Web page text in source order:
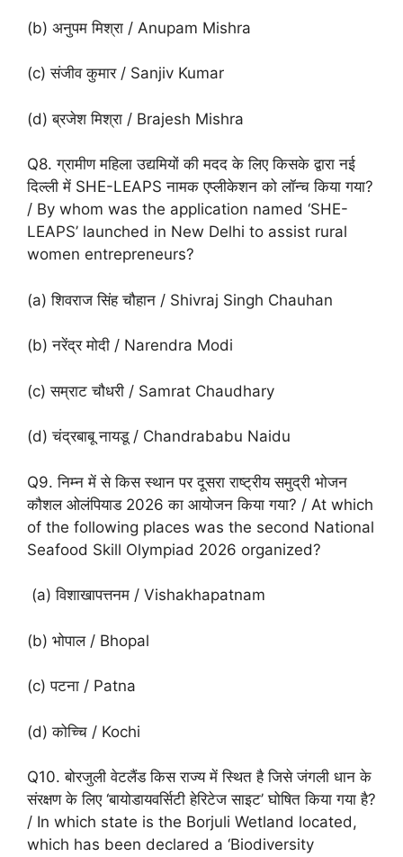
(b) अनुपम मिश्रा / Anupam Mishra
(c) संजीव कुमार / Sanjiv Kumar
(d) ब्रजेश मिश्रा / Brajesh Mishra
Q8. ग्रामीण महिला उद्यमियों की मदद के लिए किसके द्वारा नई
दिल्ली में SHE-LEAPS नामक एप्लीकेशन को लॉन्च किया गया?
/ By whom was the application named ‘SHE-
LEAPS’ launched in New Delhi to assist rural
women entrepreneurs?
(a) शिवराज सिंह चौहान / Shivraj Singh Chauhan
(b) नरेंद्र मोदी / Narendra Modi
(c) सम्राट चौधरी / Samrat Chaudhary
(d) चंद्रबाबू नायडू / Chandrababu Naidu
Q9. निम्न में से किस स्थान पर दूसरा राष्ट्रीय समुद्री भोजन
कौशल ओलंपियाड 2026 का आयोजन किया गया? / At which
of the following places was the second National
Seafood Skill Olympiad 2026 organized?
(a) विशाखापत्तनम / Vishakhapatnam
(b) भोपाल / Bhopal
(c) पटना / Patna
(d) कोच्चि / Kochi
Q10. बोरजुली वेटलैंड किस राज्य में स्थित है जिसे जंगली धान के
संरक्षण के लिए ‘बायोडायवर्सिटी हेरिटेज साइट’ घोषित किया गया है?
/ In which state is the Borjuli Wetland located,
which has been declared a ‘Biodiversity